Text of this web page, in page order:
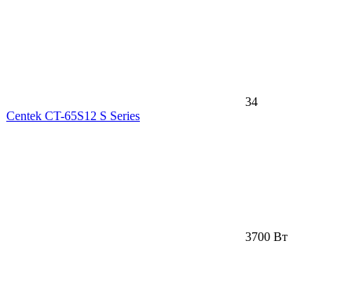
34
Centek CT-65S12 S Series
3700 Вт